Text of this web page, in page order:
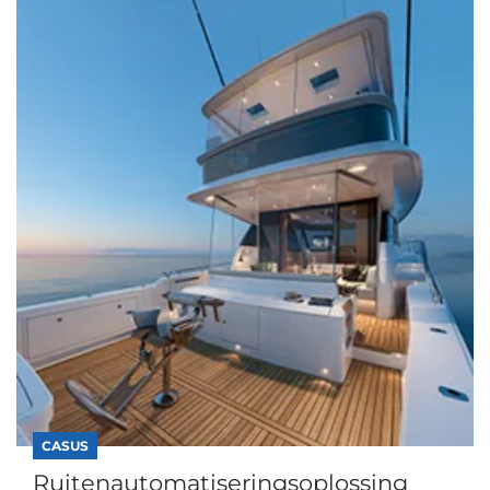
CASUS
Ruitenautomatiseringsoplossing